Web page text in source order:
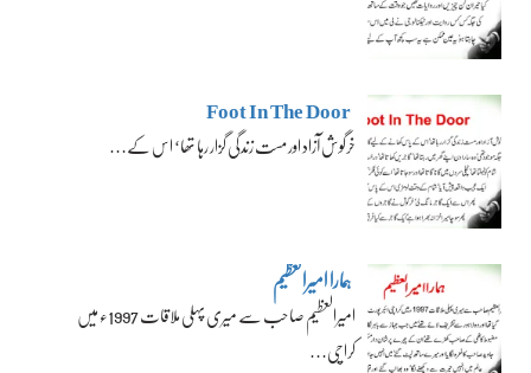
Foot In The Door
خرگوش آزاد اور مست زندگی گزار رہا تھا‘ اس کے…
ہمارا امیرالعظیم
امیرالعظیم صاحب سے میری پہلی ملاقات 1997ء میں
کراچی…